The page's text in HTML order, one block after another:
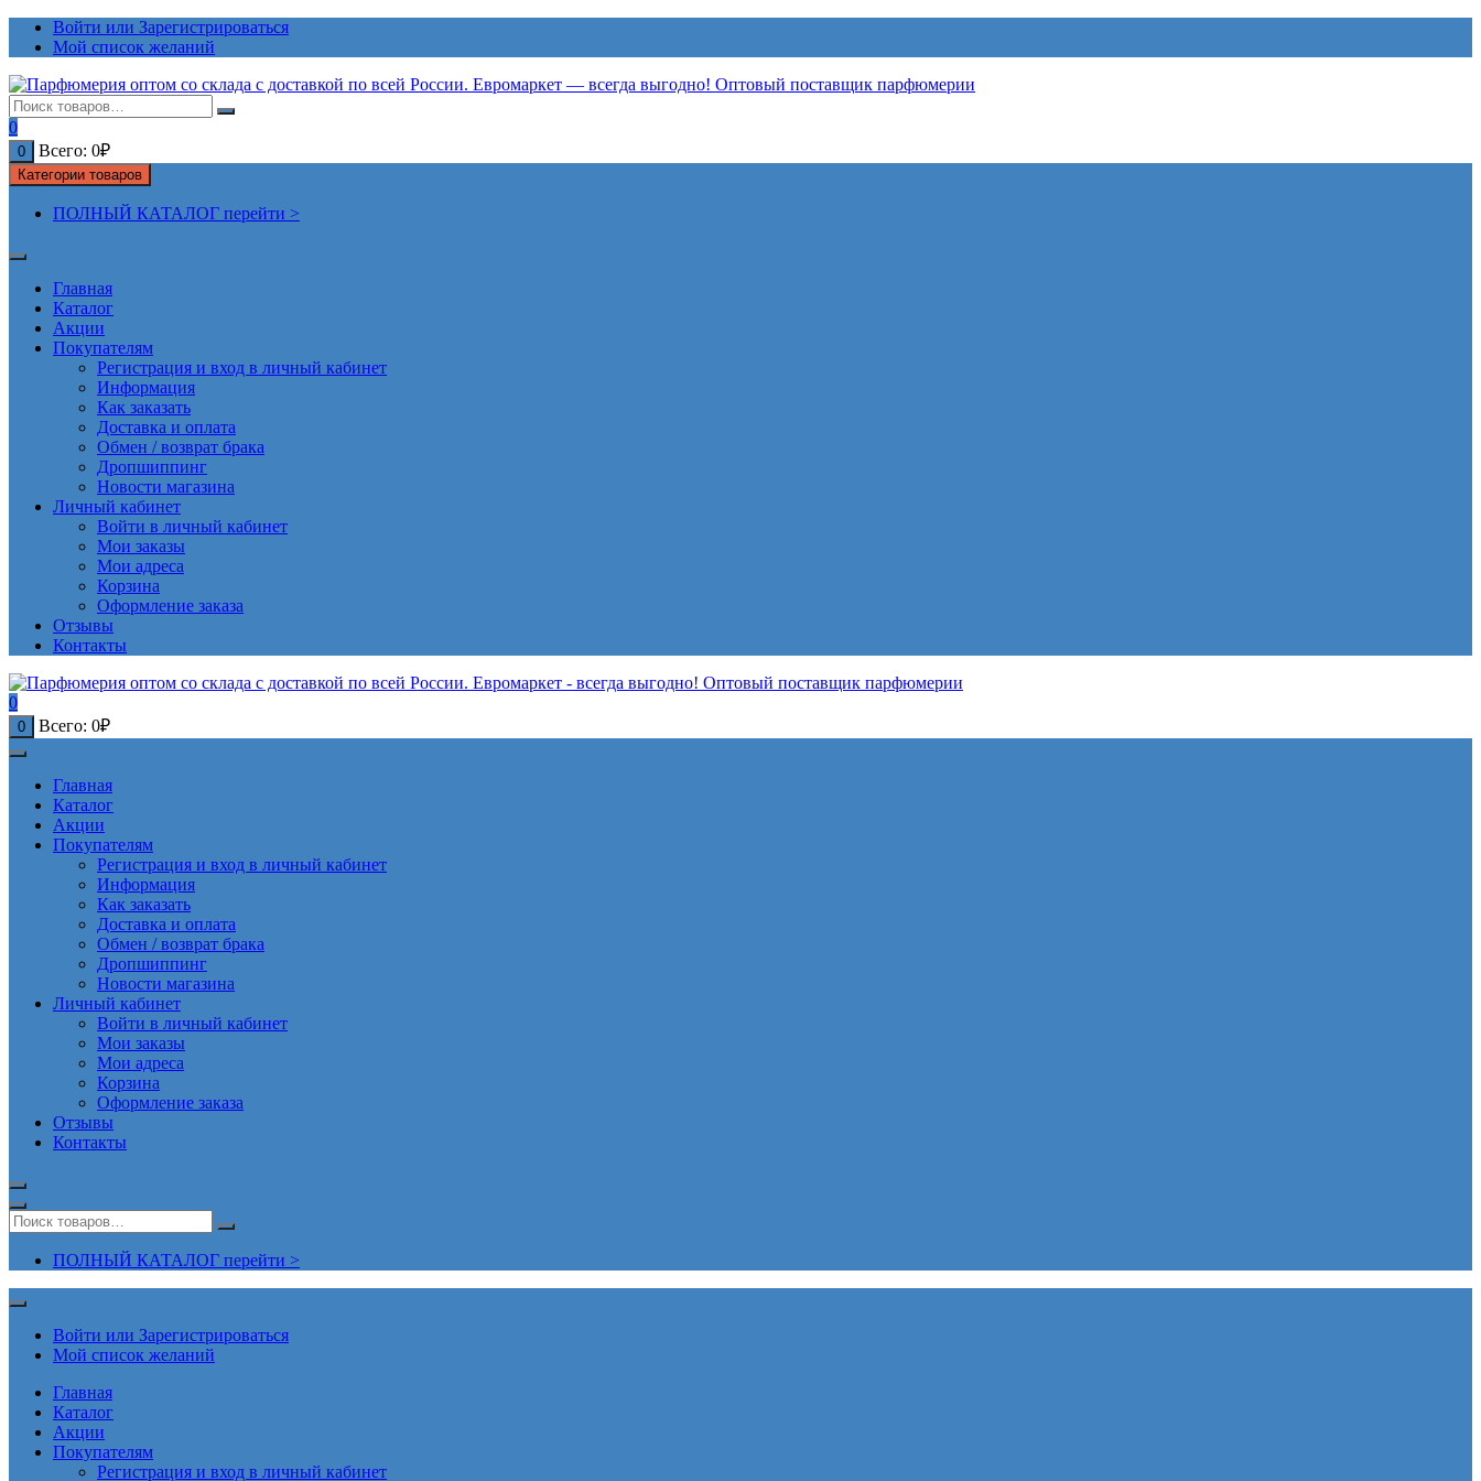
ПерейтиВойти или Зарегистрироваться
Мой список желаний
0
0 Всего: 0₽
Категории товаров
ПОЛНЫЙ КАТАЛОГ перейти >
Главная
Каталог
Акции
Покупателям
Регистрация и вход в личный кабинет
Информация
Как заказать
Доставка и оплата
Обмен / возврат брака
Дропшиппинг
Новости магазина
Личный кабинет
Войти в личный кабинет
Мои заказы
Мои адреса
Корзина
Оформление заказа
Отзывы
Контакты
0
0 Всего: 0₽
Главная
Каталог
Акции
Покупателям
Регистрация и вход в личный кабинет
Информация
Как заказать
Доставка и оплата
Обмен / возврат брака
Дропшиппинг
Новости магазина
Личный кабинет
Войти в личный кабинет
Мои заказы
Мои адреса
Корзина
Оформление заказа
Отзывы
Контакты
ПОЛНЫЙ КАТАЛОГ перейти >
Войти или Зарегистрироваться
Мой список желаний
Главная
Каталог
Акции
Покупателям
Регистрация и вход в личный кабинет